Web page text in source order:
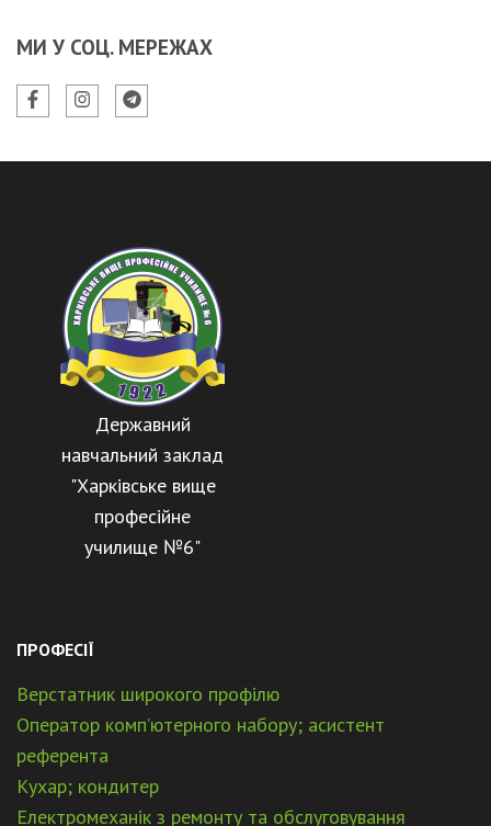
МИ У СОЦ. МЕРЕЖАХ
Державний
навчальний заклад
"Харківське вище
професійне
училище №6"
ПРОФЕСІЇ
Верстатник широкого профілю
Оператор комп’ютерного набору; асистент
референта
Кухар; кондитер
Електромеханік з ремонту та обслуговування